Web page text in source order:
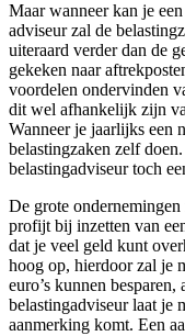
Maar wanneer kan je
adviseur zal de
uiteraard verder dan de
gekeken naar
voordelen ondervinden
dit wel afhankelijk zijn
Wanneer je jaarlijks een
belastingzaken zelf
belastingadviseur toch
De grote ondernemingen
profijt bij inzetten van
dat je veel geld kunt
hoog op, hierdoor zal je
euro’s kunnen
belastingadviseur laat je
aanmerking komt. Een